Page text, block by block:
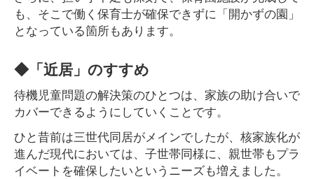
も、そこで働く保育士が確保できずに「開かずの園」
となっている箇所もあります。
◆「近居」のすすめ
待機児童問題の解決策のひとつは、家族の助け合いで
カバーできるようにしていくことです。
ひと昔前は三世代同居がメインでしたが、核家族化が
進んだ現代においては、子世帯同様に、親世帯もプラ
イベートを確保したいというニーズも増えました。